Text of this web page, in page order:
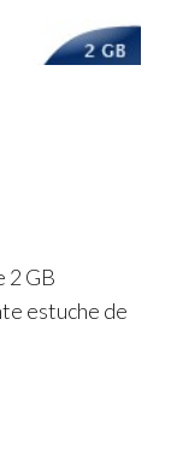
2 GB
estuche de